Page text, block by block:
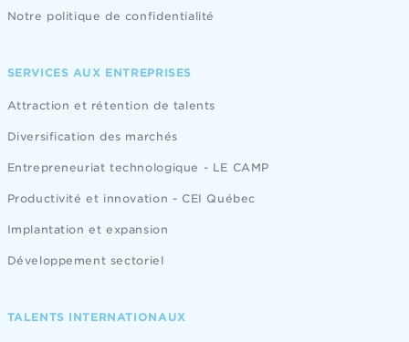
Notre politique de confidentialité
SERVICES AUX ENTREPRISES
Attraction et rétention de talents
Diversification des marchés
Entrepreneuriat technologique - LE CAMP
Productivité et innovation - CEI Québec
Implantation et expansion
Développement sectoriel
TALENTS INTERNATIONAUX